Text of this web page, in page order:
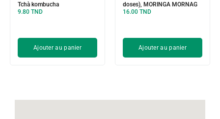
Tchà kombucha
9.80 TND
Ajouter au panier
doses), MORINGA MORNAG
16.00 TND
Ajouter au panier